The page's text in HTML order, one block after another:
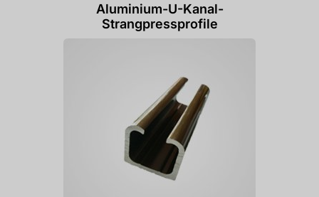
Aluminium-U-Kanal-
Strangpressprofile